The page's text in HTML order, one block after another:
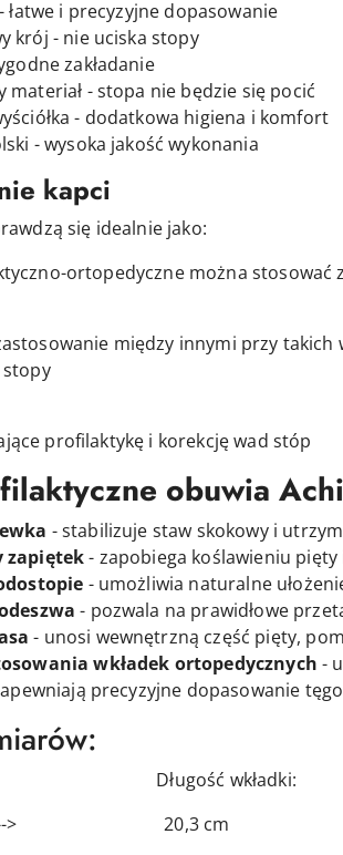
łatwe i precyzyjne dopasowanie
krój - nie uciska stopy
zakładanie
materiał - stopa nie będzie się pocić
- dodatkowa higiena i komfort
- wysoka jakość wykonania
kapci
się idealnie jako:
ortopedyczne można stosować
między innymi przy
stopy
profilaktykę i korekcję wad stóp
obuwia
- stabilizuje staw skokowy i
zapiętek- zapobiega koślawieniu
- umożliwia naturalne
- pozwala na prawidłowe
- unosi wewnętrzną część pięty,
wkładek ortopedycznych -
precyzyjne dopasowanie
wkładki:
20,3 cm